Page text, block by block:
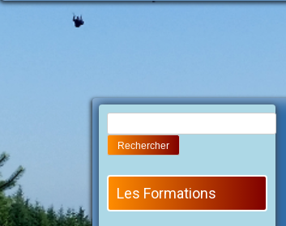
Rechercher :
Les Formations